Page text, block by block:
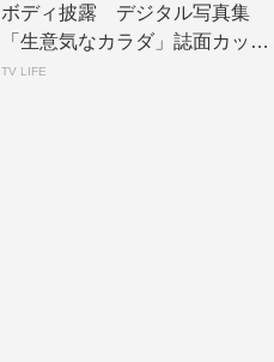
ボディ披露 デジタル写真集
「生意気なカラダ」誌面カット
公開 | TV L...
TV LIFE